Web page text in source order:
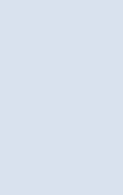
を収集させてい
明示 し、それ以
ものとします。
者に開示、提供を
とします。
示について、